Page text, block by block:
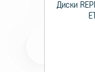
Диски